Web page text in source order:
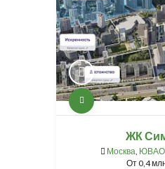
ЖК
Москва, ЮВАО
От0,4